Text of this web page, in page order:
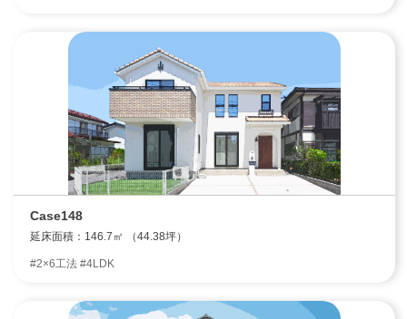
Case148
延床面積：146.7㎡ （44.38坪）
#2×6工法 #4LDK